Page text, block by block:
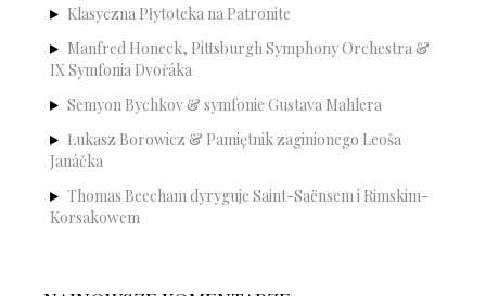
Klasyczna Płytoteka na Patronite
Manfred Honeck, Pittsburgh Symphony Orchestra &
IX Symfonia Dvořáka
Semyon Bychkov & symfonie Gustava Mahlera
Łukasz Borowicz & Pamiętnik zaginionego Leoša
Janáčka
Thomas Beecham dyryguje Saint-Saënsem i Rimskim-
Korsakowem